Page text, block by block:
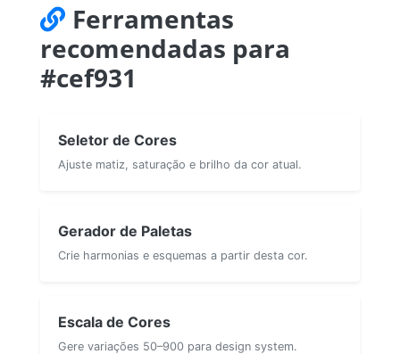
Ferramentas
recomendadas para
#cef931
Seletor de Cores
Ajuste matiz, saturação e brilho da cor atual.
Gerador de Paletas
Crie harmonias e esquemas a partir desta cor.
Escala de Cores
Gere variações 50–900 para design system.